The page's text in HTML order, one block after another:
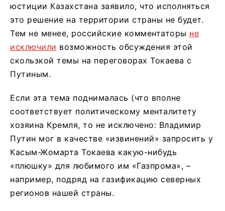
юстиции Казахстана заявило, что исполняться
это решение на территории страны не будет.
Тем не менее, российские комментаторы не
исключили возможность обсуждения этой
скользкой темы на переговорах Токаева с
Путиным.
Если эта тема поднималась (что вполне
соответствует политическому менталитету
хозяина Кремля, то не исключено: Владимир
Путин мог в качестве «извинений» запросить у
Касым-Жомарта Токаева какую-нибудь
«плюшку» для любимого им «Газпрома», –
например, подряд на газификацию северных
регионов нашей страны.